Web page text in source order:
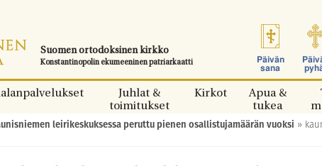
Suomen ortodoksinen kirkko
Konstantinopolin ekumeeninen patriarkaatti
Päivän
sana
Juhlat &
toimitukset
Kirkot
Apua &
tukea
leirikeskuksessa peruttu pienen osallistujamäärän vuoksi »